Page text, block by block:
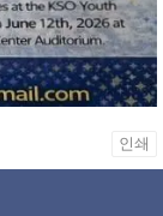
인쇄